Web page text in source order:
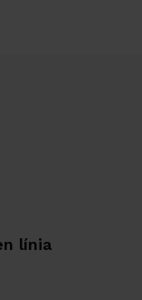
línia